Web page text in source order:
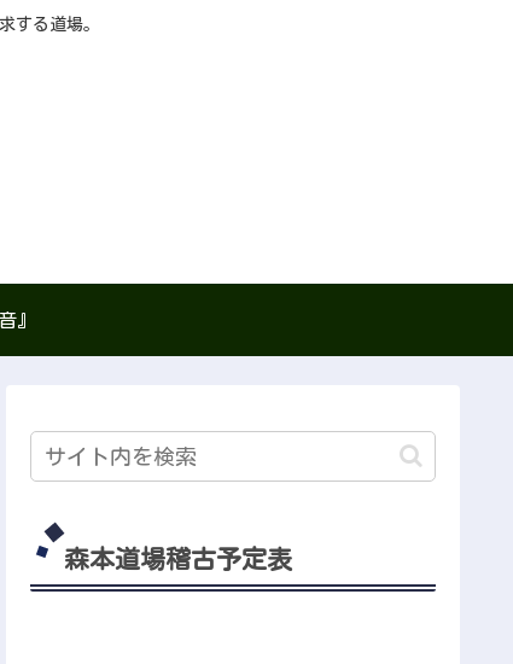
する道場。
』
森本道場稽古予定表